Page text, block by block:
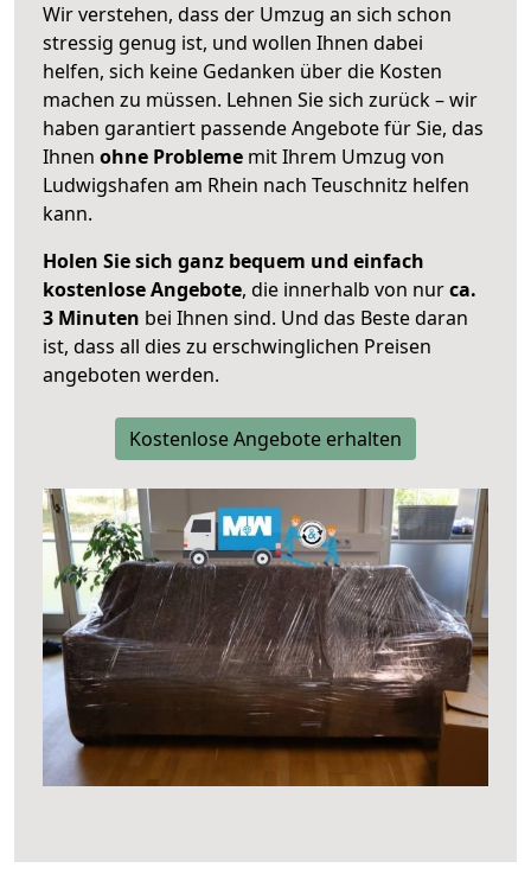
Wir verstehen, dass der Umzug an sich schon
stressig genug ist, und wollen Ihnen dabei
helfen, sich keine Gedanken über die Kosten
machen zu müssen. Lehnen Sie sich zurück – wir
haben garantiert passende Angebote für Sie, das
Ihnen ohne Probleme mit Ihrem Umzug von
Ludwigshafen am Rhein nach Teuschnitz helfen
kann.
Holen Sie sich ganz bequem und einfach
kostenlose Angebote, die innerhalb von nurca.
3 Minuten bei Ihnen sind. Und das Beste daran
ist, dass all dies zu erschwinglichen Preisen
angeboten werden.
Kostenlose Angebote erhalten